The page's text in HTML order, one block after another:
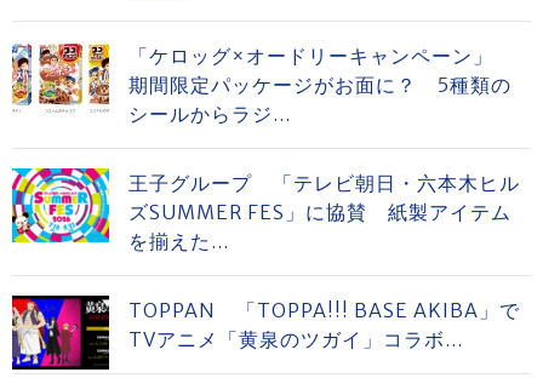
「ケロッグ×オードリーキャンペーン」
期間限定パッケージがお面に？ 5種類の
シールからラジ...
王子グループ 「テレビ朝日・六本木ヒル
ズSUMMER FES」に協賛 紙製アイテム
を揃えた...
TOPPAN 「TOPPA!!! BASE AKIBA」で
TVアニメ「黄泉のツガイ」コラボ...